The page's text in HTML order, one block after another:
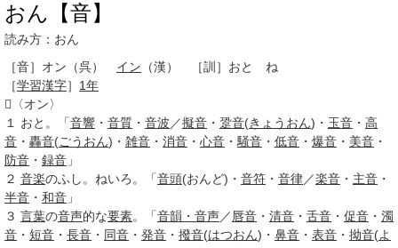
おん【音】
読み方：おん
［音］ オン （呉） イン （漢） ［訓］ おと ね
［学習漢字］ 1年
〈オン〉
１
おと。「音響 ・ 音質 ・ 音波 ／擬音 ・ 跫音(きょうおん)・ 玉音 ・ 高
音 ・ 轟音(ごうおん)・ 雑音 ・ 消音 ・ 心音 ・ 騒音 ・ 低音 ・ 爆音 ・ 美音 ・
防音 ・ 録音 」
２ 音楽のふし。ねいろ。「音頭(おんど)・ 音符 ・ 音律／楽音 ・ 主音 ・
半音 ・ 和音 」
３ 言葉の音声的な要素。「音韻・音声／唇音 ・ 清音 ・ 舌音 ・ 促音 ・ 濁
音 ・ 短音 ・ 長音 ・ 同音 ・ 発音 ・ 撥音(はつおん)・ 鼻音 ・ 表音 ・ 拗音(よ